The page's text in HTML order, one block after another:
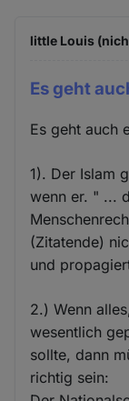
little Louis
Es geht
Es geht auch
1). Der Islam
wenn er. " ...
(Zitatende)
und
2.) Wenn
wesentlich
sollte, dann
richtig sein: